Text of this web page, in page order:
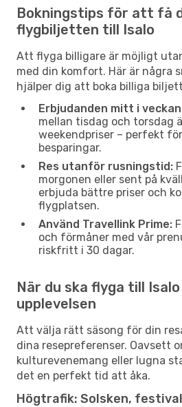
Bokningstips för att få
flygbiljetten till Isalo
Att flyga billigare är möjligt
med din komfort. Här är några
hjälper dig att boka billiga
Erbjudanden mitt i
mellan tisdag och torsdag
weekendpriser – perfekt
besparingar.
Res utanför rusningstid:
morgonen eller sent på
erbjuda bättre priser och
flygplatsen.
Använd Travellink Prime:
och förmåner med vår
riskfritt i 30 dagar.
När du ska flyga till
upplevelsen
Att välja rätt säsong för din
dina resepreferenser. Oavsett
kulturevenemang eller lugna
det en perfekt tid att åka.
Högtrafik: Solsken,